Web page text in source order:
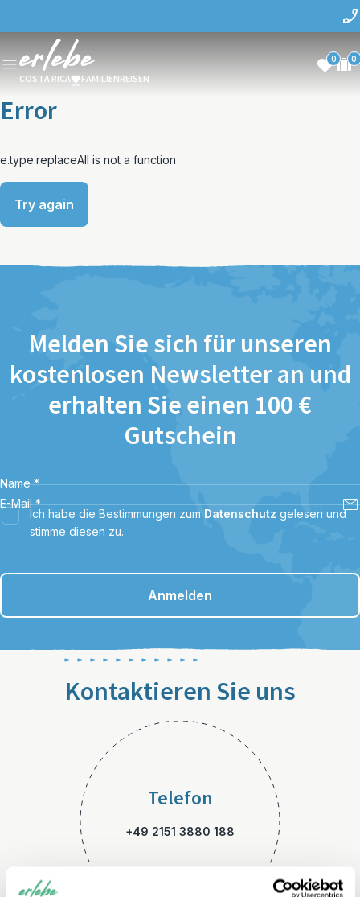
COSTA RICA FAMILIENREISEN
0 0
Error
e.type.replaceAll is not a function
Try again
Melden Sie sich für unseren
kostenlosen Newsletter an und
erhalten Sie einen 100 €
Gutschein
Name *
E-Mail *
Ich habe die Bestimmungen zum Datenschutz gelesen und
stimme diesen zu.
Anmelden
Kontaktieren Sie uns
Telefon
+49 2151 3880 188